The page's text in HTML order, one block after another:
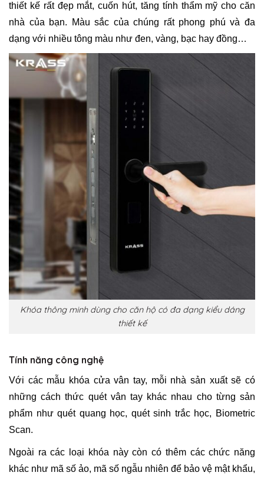
thiết kế rất đẹp mắt, cuốn hút, tăng tính thẩm mỹ cho căn
nhà của bạn. Màu sắc của chúng rất phong phú và đa
dạng với nhiều tông màu như đen, vàng, bạc hay đồng…
Khóa thông minh dùng cho căn hộ có đa dạng kiểu dáng
thiết kế
Tính năng công nghệ
Với các mẫu khóa cửa vân tay, mỗi nhà sản xuất sẽ có
những cách thức quét vân tay khác nhau cho từng sản
phẩm như quét quang học, quét sinh trắc học, Biometric
Scan.
Ngoài ra các loại khóa này còn có thêm các chức năng
khác như mã số ảo, mã số ngẫu nhiên để bảo vệ mật khẩu,